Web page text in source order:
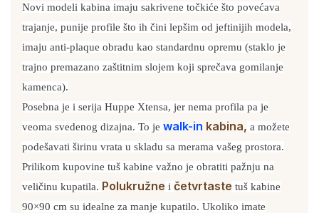
Novi modeli kabina imaju sakrivene točkiće što povećava
trajanje, punije profile što ih čini lepšim od jeftinijih modela,
imaju anti-plaque obradu kao standardnu opremu (staklo je
trajno premazano zaštitnim slojem koji sprečava gomilanje
kamenca).
Posebna je i serija Huppe Xtensa, jer nema profila pa je
veoma svedenog dizajna. To je walk-in kabina, a možete
podešavati širinu vrata u skladu sa merama vašeg prostora.
Prilikom kupovine tuš kabine važno je obratiti pažnju na
veličinu kupatila. Polukružne i četvrtaste tuš kabine
90×90 cm su idealne za manje kupatilo. Ukoliko imate